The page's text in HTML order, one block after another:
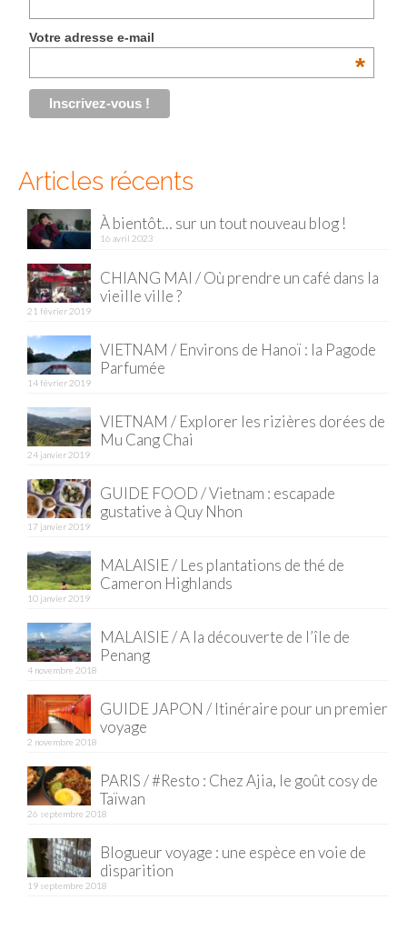
Votre adresse e-mail
*
Articles récents
À bientôt… sur un tout nouveau blog !
16 avril 2023
CHIANG MAI / Où prendre un café dans la
vieille ville ?
21 février 2019
VIETNAM / Environs de Hanoï : la Pagode
Parfumée
14 février 2019
VIETNAM / Explorer les rizières dorées de
Mu Cang Chai
24 janvier 2019
GUIDE FOOD / Vietnam : escapade
gustative à Quy Nhon
17 janvier 2019
MALAISIE / Les plantations de thé de
Cameron Highlands
10 janvier 2019
MALAISIE / A la découverte de l’île de
Penang
4 novembre 2018
GUIDE JAPON / Itinéraire pour un premier
voyage
2 novembre 2018
PARIS / #Resto : Chez Ajia, le goût cosy de
Taïwan
26 septembre 2018
Blogueur voyage : une espèce en voie de
disparition
19 septembre 2018